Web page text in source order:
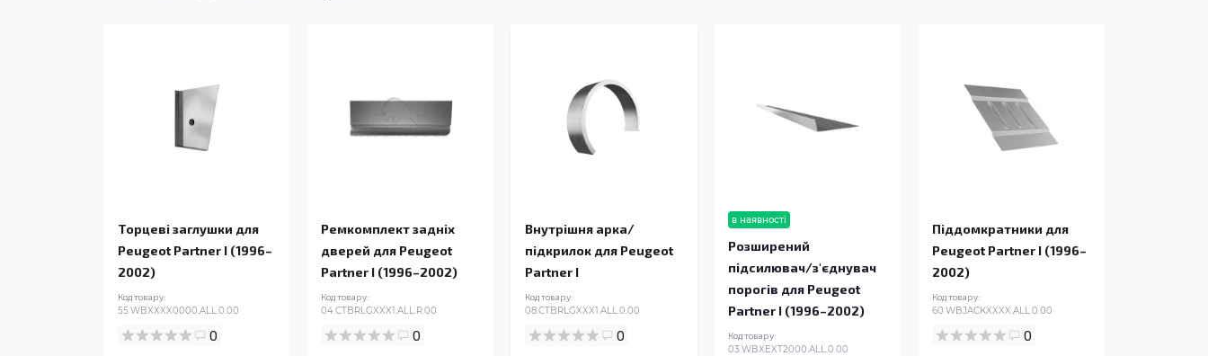
Торцеві заглушки для
Peugeot Partner I (1996–
2002)
Код товару:
55.WBXXXX0000.ALL.0.00
0
Ремкомплект задніх
дверей для Peugeot
Partner I (1996–2002)
Код товару:
04.CTBRLGXXX1.ALL.R.00
0
Внутрішня арка/
підкрилок для Peugeot
Partner I
Код товару:
08.CTBRLGXXX1.ALL.0.00
0
в наявності
Розширений
підсилювач/з'єднувач
порогів для Peugeot
Partner I (1996–2002)
Код товару:
03.WBXEXT2000.ALL.0.00
Піддомкратники для
Peugeot Partner I (1996–
2002)
Код товару:
60.WBJACKXXXX.ALL.0.00
0